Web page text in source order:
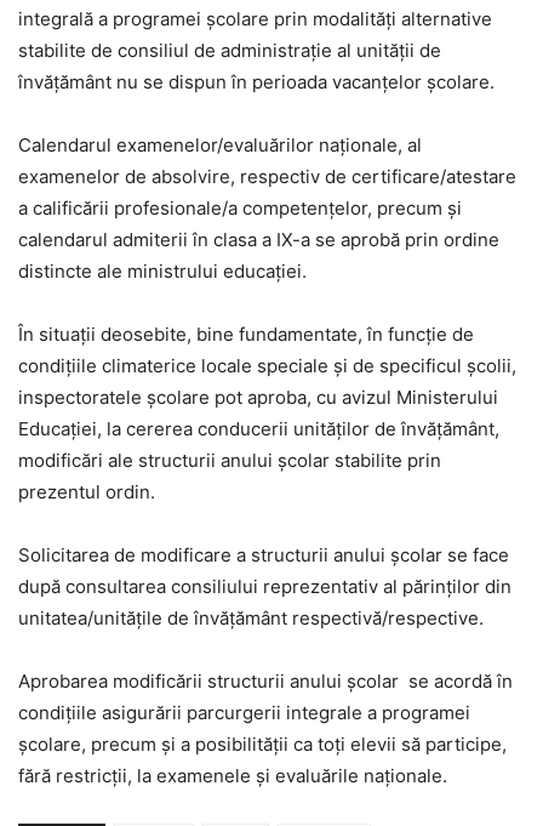
integrală a programei școlare prin modalități alternative
stabilite de consiliul de administrație al unității de
învățământ nu se dispun în perioada vacanțelor școlare.
Calendarul examenelor/evaluărilor naționale, al
examenelor de absolvire, respectiv de certificare/atestare
a calificării profesionale/a competențelor, precum și
calendarul admiterii în clasa a IX-a se aprobă prin ordine
distincte ale ministrului educației.
În situații deosebite, bine fundamentate, în funcție de
condițiile climaterice locale speciale și de specificul școlii,
inspectoratele școlare pot aproba, cu avizul Ministerului
Educației, la cererea conducerii unităților de învățământ,
modificări ale structurii anului școlar stabilite prin
prezentul ordin.
Solicitarea de modificare a structurii anului școlar se face
după consultarea consiliului reprezentativ al părinților din
unitatea/unitățile de învățământ respectivă/respective.
Aprobarea modificării structurii anului școlar se acordă în
condițiile asigurării parcurgerii integrale a programei
școlare, precum și a posibilității ca toți elevii să participe,
fără restricții, la examenele și evaluările naționale.